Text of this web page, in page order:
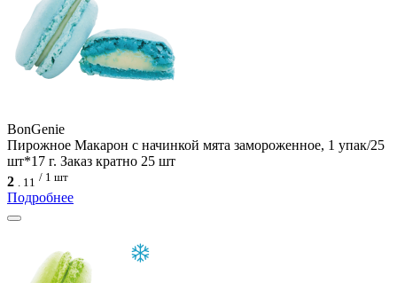
BonGenie
Пирожное Макарон с начинкой мята замороженное, 1 упак/25
шт*17 г. Заказ кратно 25 шт
2
11 / 1 шт
Подробнее